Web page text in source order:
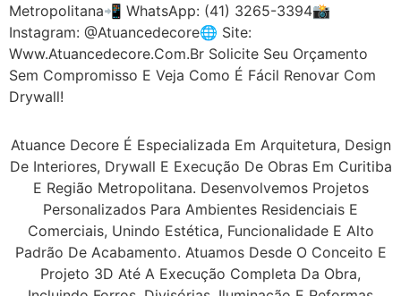
Metropolitana📲 WhatsApp: (41) 3265-3394📸
Instagram: @atuancedecore🌐 Site:
Www.atuancedecore.com.br Solicite Seu Orçamento
Sem Compromisso E Veja Como É Fácil Renovar Com
Drywall!
Atuance Decore É Especializada Em Arquitetura, Design
De Interiores, Drywall E Execução De Obras Em Curitiba
E Região Metropolitana. Desenvolvemos Projetos
Personalizados Para Ambientes Residenciais E
Comerciais, Unindo Estética, Funcionalidade E Alto
Padrão De Acabamento. Atuamos Desde O Conceito E
Projeto 3D Até A Execução Completa Da Obra,